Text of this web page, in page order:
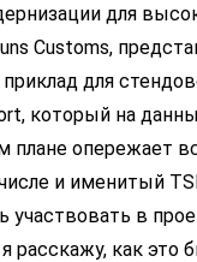
для
Customs,
для
который на
плане опережает
и именитый
участвовать в
я расскажу, как это